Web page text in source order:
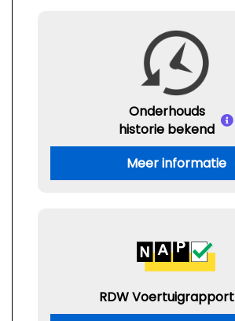
Onderhouds
historie bekend
Meer informatie
RDW Voertuigrapport